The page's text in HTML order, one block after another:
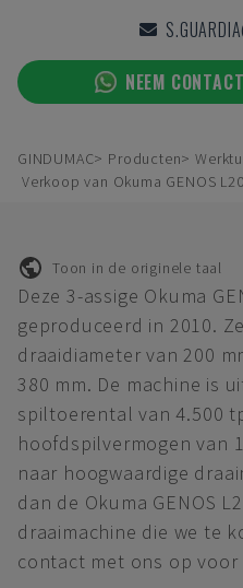
NEEM
GINDUMAC Producten
Verkoop van Okuma GENOS
Toon in de originele taal
Deze 3-assige Okuma
geproduceerd in 2010.
draaidiameter van 200
380 mm. De machine is
spiltoerental van 4.500
hoofdspilvermogen van
naar hoogwaardige
dan de Okuma GENOS
draaimachine die we te
contact met ons op voor